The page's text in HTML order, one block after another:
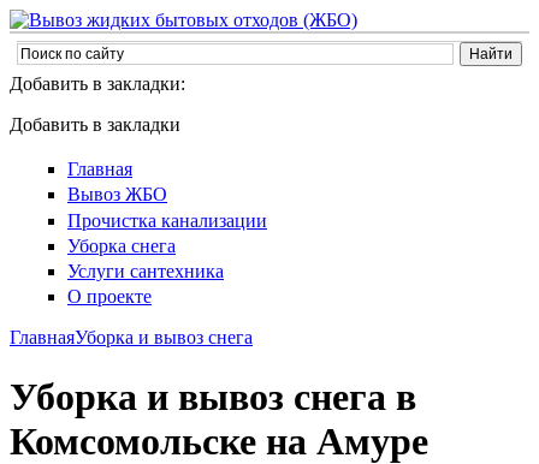
Добавить в закладки:
Добавить в закладки
Главная
Вывоз ЖБО
Прочистка канализации
Уборка снега
Услуги сантехника
О проекте
ГлавнаяУборка и вывоз снега
Уборка и вывоз снега в
Комсомольске на Амуре